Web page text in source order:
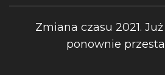
Zmiana czasu 2021.
ponownie